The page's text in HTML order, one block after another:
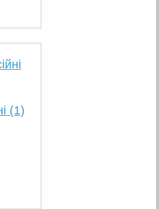
(1)